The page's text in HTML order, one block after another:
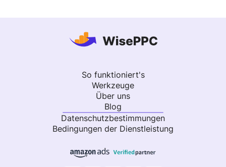
So funktioniert's
Werkzeuge
Über uns
Blog
Datenschutzbestimmungen
Bedingungen der Dienstleistung